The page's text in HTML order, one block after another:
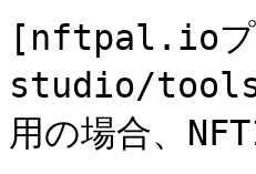
[nftpal.ioプ
studio/